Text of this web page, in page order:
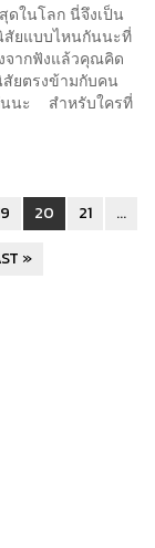
ในโลก นี่จึงเป็น
สัยแบบไหนกันนะที่
จากฟังแล้วคุณคิด
ยตรงข้ามกับคน
นนะ สำหรับใครที่
20 21
...
»